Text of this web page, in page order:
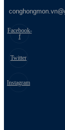
Facebook-
f
Twitter
Instagram